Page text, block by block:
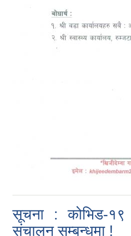
सूचना : कोभिड-१९
संचालन सम्बन्धमा !